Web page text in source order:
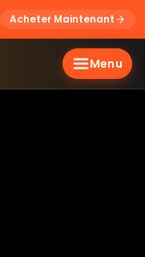
Acheter Maintenant
Menu